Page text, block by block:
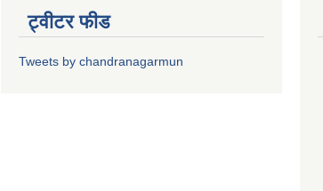
ट्वीटर फीड
Tweets by chandranagarmun